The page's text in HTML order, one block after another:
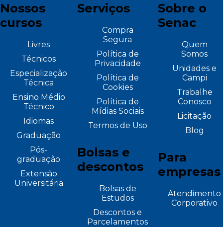
Nossos
cursos
Livres
Técnicos
Especialização
Técnica
Ensino Médio
Técnico
Idiomas
Graduação
Pós-
graduação
Extensão
Universitária
Serviços
Compra
Segura
Política de
Privacidade
Política de
Cookies
Política de
Mídias Sociais
Termos de Uso
Bolsas e
descontos
Bolsas de
Estudos
Descontos e
Parcelamentos
Sobre o
Senac
Quem
Somos
Unidades e
Campi
Trabalhe
Conosco
Licitação
Blog
Para
empresas
Atendimento
Corporativo